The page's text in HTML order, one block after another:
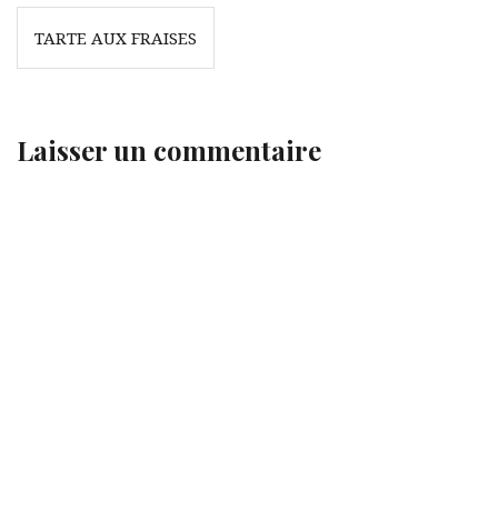
Navigation
deTARTE AUX FRAISES
Laisser un commentaire